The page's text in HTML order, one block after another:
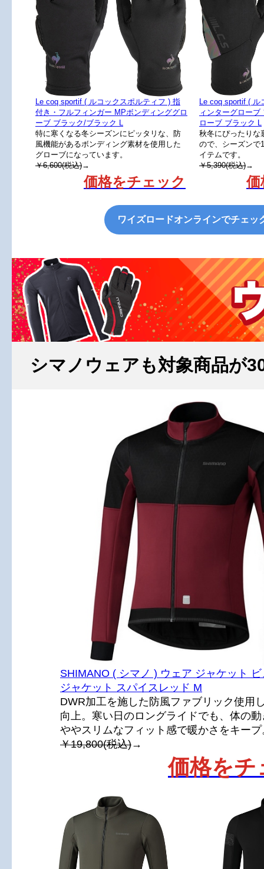
Le coq sportif ( ルコックスポルティフ ) 指
付き・フルフィンガー MPボンディンググロ
ーブ ブラック/ブラック L
特に寒くなる冬シーズンにピッタリな、防
風機能があるボンディング素材を使用した
グローブになっています。
￥6,600(税込)→
価格をチェック
Le coq sportif ( ル
ィンターグロー
ローブ ブラック L
秋冬にぴったりな
ので、シーズンで
イテムです。
￥5,390(税込)→
価
ワイズロードオンラインでチェッ
シマノウェアも対象商品が
SHIMANO ( シマノ ) ウェア ジャケット
ジャケット スパイスレッド M
DWR加工を施した防風ファブリック使用
向上。寒い日のロングライドでも、体の
ややスリムなフィット感で暖かさをキープ
￥19,800(税込)→
価格をチ